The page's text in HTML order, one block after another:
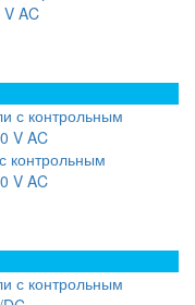
AC
контрольным
V AC